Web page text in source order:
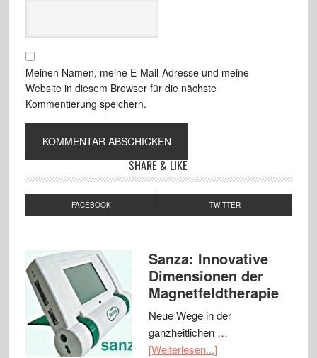
Meinen Namen, meine E-Mail-Adresse und meine
Website in diesem Browser für die nächste
Kommentierung speichern.
SHARE & LIKE
FACEBOOK TWITTER
Sanza: Innovative
Dimensionen der
Magnetfeldtherapie
Neue Wege in der
ganzheitlichen …
[Weiterlesen...]